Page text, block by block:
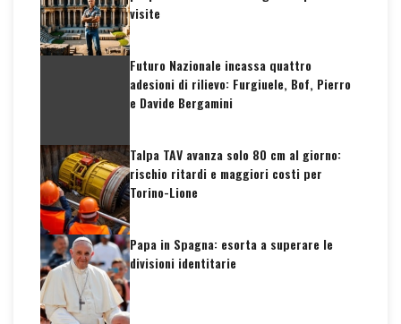
visite
Futuro Nazionale incassa quattro
adesioni di rilievo: Furgiuele, Bof, Pierro
e Davide Bergamini
Talpa TAV avanza solo 80 cm al giorno:
rischio ritardi e maggiori costi per
Torino-Lione
Papa in Spagna: esorta a superare le
divisioni identitarie